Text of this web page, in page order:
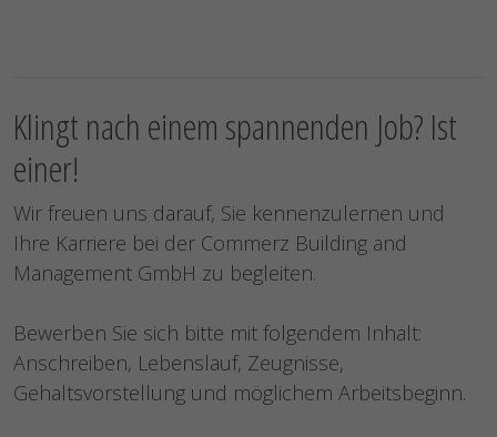
Klingt nach einem spannenden Job? Ist
einer!
Wir freuen uns darauf, Sie kennenzulernen und
Ihre Karriere bei der Commerz Building and
Management GmbH zu begleiten.
Bewerben Sie sich bitte mit folgendem Inhalt:
Anschreiben, Lebenslauf, Zeugnisse,
Gehaltsvorstellung und möglichem Arbeitsbeginn.